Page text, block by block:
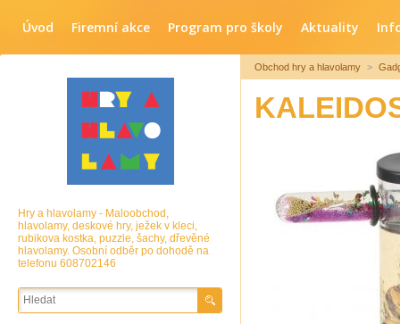
Úvod Firemní akce Program pro školy Aktuality
Obchod hry a hlavolamy >
Hry a hlavolamy - Maloobchod,
hlavolamy, deskové hry, ježek v kleci,
rubikova kostka, puzzle, šachy, dřevěné
hlavolamy. Osobní odběr po dohodě na
telefonu 608702146